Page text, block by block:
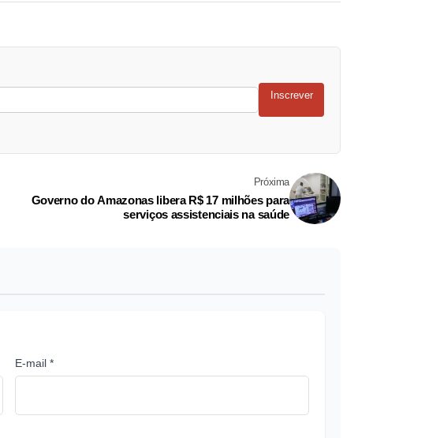
Inscrever
Próxima
Governo do Amazonas libera R$ 17 milhões para
serviços assistenciais na saúde
E-mail *